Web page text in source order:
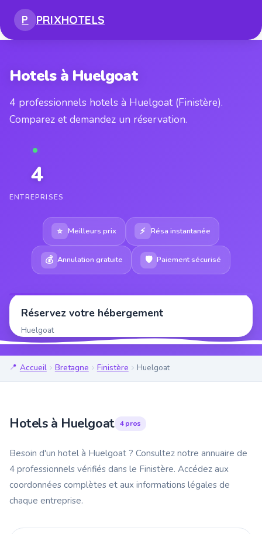
P PRIXHOTELS
Hotels à Huelgoat
4 professionnels hotels à Huelgoat (Finistère).
Comparez et demandez un réservation.
4
ENTREPRISES
⭐ Meilleurs prix ⚡ Résa instantanée
💰 Annulation gratuite 🛡 Paiement sécurisé
Réservez votre hébergement
Huelgoat
Accueil Bretagne Finistère Huelgoat
Hotels à Huelgoat 4 pros
Besoin d'un hotel à Huelgoat ? Consultez notre annuaire de
4 professionnels vérifiés dans le Finistère. Accédez aux
coordonnées complètes et aux informations légales de
chaque entreprise.